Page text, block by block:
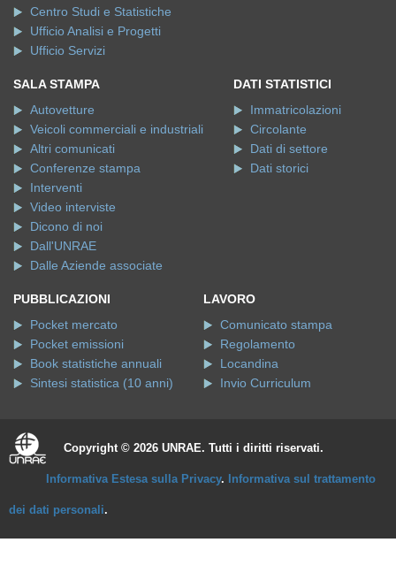
Centro Studi e Statistiche
Ufficio Analisi e Progetti
Ufficio Servizi
SALA STAMPA
Autovetture
Veicoli commerciali e industriali
Altri comunicati
Conferenze stampa
Interventi
Video interviste
Dicono di noi
Dall'UNRAE
Dalle Aziende associate
DATI STATISTICI
Immatricolazioni
Circolante
Dati di settore
Dati storici
PUBBLICAZIONI
Pocket mercato
Pocket emissioni
Book statistiche annuali
Sintesi statistica (10 anni)
LAVORO
Comunicato stampa
Regolamento
Locandina
Invio Curriculum
Copyright © 2026 UNRAE. Tutti i diritti riservati.
Informativa Estesa sulla Privacy. Informativa sul trattamento
dei dati personali.